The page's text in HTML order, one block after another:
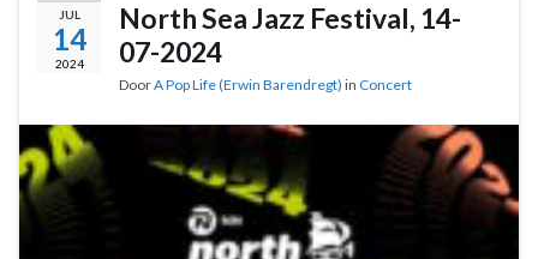
JUL
14
2024
North Sea Jazz Festival, 14-
07-2024
DoorA Pop Life (Erwin Barendregt) in Concert